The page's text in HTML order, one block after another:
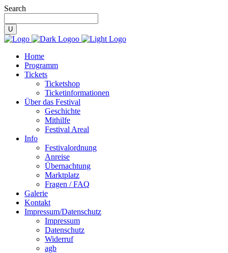
Search
Home
Programm
Tickets
Ticketshop
Ticketinformationen
Über das Festival
Geschichte
Mithilfe
Festival Areal
Info
Festivalordnung
Anreise
Übernachtung
Marktplatz
Fragen / FAQ
Galerie
Kontakt
Impressum/Datenschutz
Impressum
Datenschutz
Widerruf
agb